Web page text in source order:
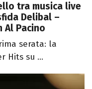
tra musica live
Delibal –
Pacino
serata: la
Hits su ...